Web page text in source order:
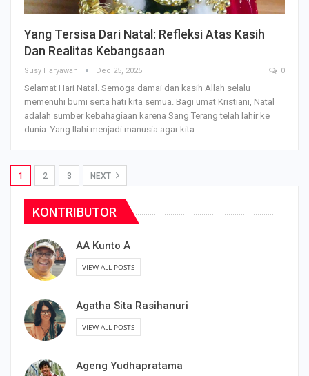
Yang Tersisa Dari Natal: Refleksi Atas Kasih
Dan Realitas Kebangsaan
Susy Haryawan Dec 25, 2025 0
Selamat Hari Natal. Semoga damai dan kasih Allah selalu
memenuhi bumi serta hati kita semua. Bagi umat Kristiani, Natal
adalah sumber kebahagiaan karena Sang Terang telah lahir ke
dunia. Yang Ilahi menjadi manusia agar kita…
1 2 3 NEXT
KONTRIBUTOR
AA Kunto A
VIEW ALL POSTS
Agatha Sita Rasihanuri
VIEW ALL POSTS
Ageng Yudhapratama